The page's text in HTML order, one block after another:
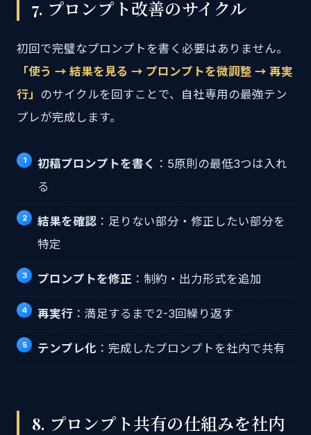
7. プロンプト改善のサイクル
初回で完璧なプロンプトを書く必要はありません。
「使う → 結果を見る → プロンプトを微調整 → 再実
行」 のサイクルを回すことで、自社専用の最強テン
プレが完成します。
初稿プロンプトを書く ：5原則の最低3つは入れ
る
結果を確認 ：足りない部分・修正したい部分を
特定
プロンプトを修正 ：制約・出力形式を追加
再実行 ：満足するまで2-3回繰り返す
テンプレ化 ：完成したプロンプトを社内で共有
8. プロンプト共有の仕組みを社内